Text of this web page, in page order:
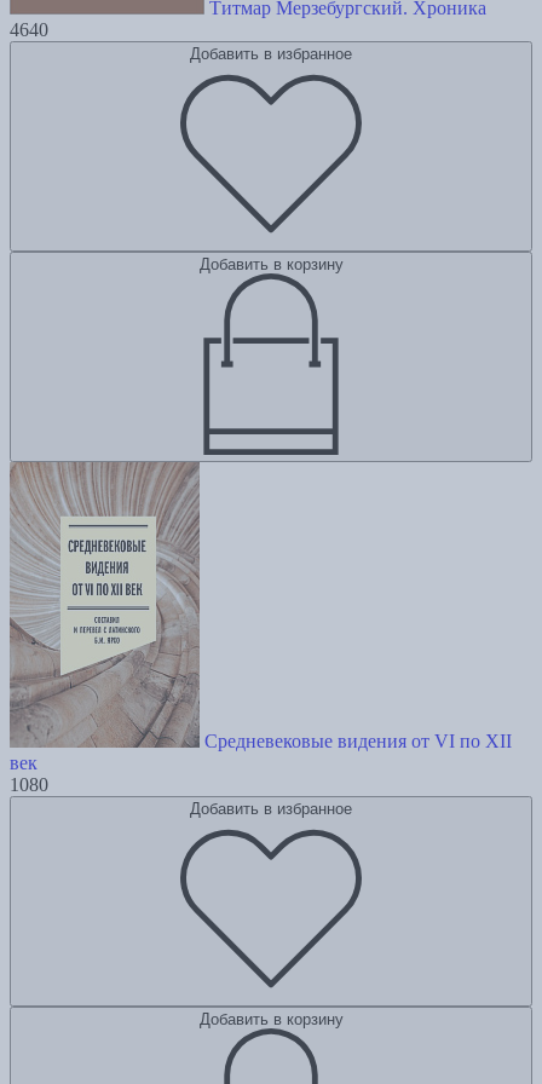
Титмар Мерзебургский. Хроника
4640
Добавить в избранное
Добавить в корзину
Средневековые видения от VI по XII
век
1080
Добавить в избранное
Добавить в корзину